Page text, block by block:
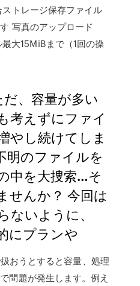
トレージ保存ファイル
写真のアップロード
大15MiBまで（1回の操
、容量が多い
考えずにファイ
やし続けてしま
明のファイルを
中を大捜索…そ
せんか？ 今回は
ないように、
にプランや
おうとすると容量、処理
問題が発生します。例え